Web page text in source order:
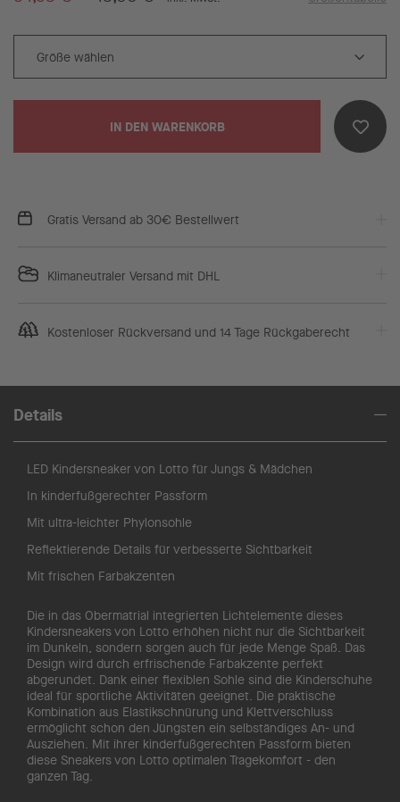
IN DEN WARENKORB
Gratis Versand ab 30€ Bestellwert
Klimaneutraler Versand mit DHL
Kostenloser Rückversand und 14 Tage Rückgaberecht
Details
LED Kindersneaker von Lotto für Jungs & Mädchen
In kinderfußgerechter Passform
Mit ultra-leichter Phylonsohle
Reflektierende Details für verbesserte Sichtbarkeit
Mit frischen Farbakzenten
Die in das Obermatrial integrierten Lichtelemente dieses
Kindersneakers von Lotto erhöhen nicht nur die Sichtbarkeit
im Dunkeln, sondern sorgen auch für jede Menge Spaß. Das
Design wird durch erfrischende Farbakzente perfekt
abgerundet. Dank einer flexiblen Sohle sind die Kinderschuhe
ideal für sportliche Aktivitäten geeignet. Die praktische
Kombination aus Elastikschnürung und Klettverschluss
ermöglicht schon den Jüngsten ein selbständiges An- und
Ausziehen. Mit ihrer kinderfußgerechten Passform bieten
diese Sneakers von Lotto optimalen Tragekomfort - den
ganzen Tag.